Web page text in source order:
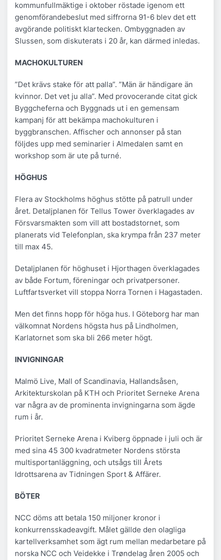
kommunfullmäktige i oktober röstade igenom ett
genomförandebeslut med siffrorna 91-6 blev det ett
avgörande politiskt klartecken. Ombyggnaden av
Slussen, som diskuterats i 20 år, kan därmed inledas.
MACHOKULTUREN
”Det krävs stake för att palla”. ”Män är händigare än
kvinnor. Det vet ju alla”. Med provocerande citat gick
Byggcheferna och Byggnads ut i en gemensam
kampanj för att bekämpa machokulturen i
byggbranschen. Affischer och annonser på stan
följdes upp med seminarier i Almedalen samt en
workshop som är ute på turné.
HÖGHUS
Flera av Stockholms höghus stötte på patrull under
året. Detaljplanen för Tellus Tower överklagades av
Försvarsmakten som vill att bostadstornet, som
planerats vid Telefonplan, ska krympa från 237 meter
till max 45.
Detaljplanen för höghuset i Hjorthagen överklagades
av både Fortum, föreningar och privatpersoner.
Luftfartsverket vill stoppa Norra Tornen i Hagastaden.
Men det finns hopp för höga hus. I Göteborg har man
välkomnat Nordens högsta hus på Lindholmen,
Karlatornet som ska bli 266 meter högt.
INVIGNINGAR
Malmö Live, Mall of Scandinavia, Hallandsåsen,
Arkitekturskolan på KTH och Prioritet Serneke Arena
var några av de prominenta invigningarna som ägde
rum i år.
Prioritet Serneke Arena i Kviberg öppnade i juli och är
med sina 45 300 kvadratmeter Nordens största
multisportanläggning, och utsågs till Årets
Idrottsarena av Tidningen Sport & Affärer.
BÖTER
NCC döms att betala 150 miljoner kronor i
konkurrensskadeavgift. Målet gällde den olagliga
kartellverksamhet som ägt rum mellan medarbetare på
norska NCC och Veidekke i Trøndelag åren 2005 och